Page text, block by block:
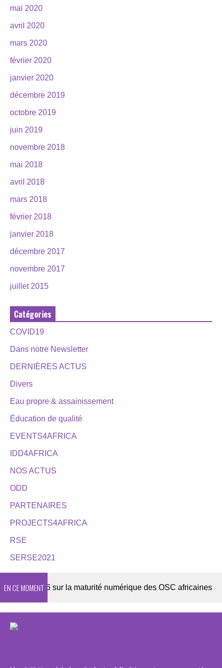
mai 2020
avril 2020
mars 2020
février 2020
janvier 2020
décembre 2019
octobre 2019
juin 2019
novembre 2018
mai 2018
avril 2018
mars 2018
février 2018
janvier 2018
décembre 2017
novembre 2017
juillet 2015
Catégories
COVID19
Dans notre Newsletter
DERNIÈRES ACTUS
Divers
Eau propre & assainissement
Éducation de qualité
EVENTS4AFRICA
IDD4AFRICA
NOS ACTUS
ODD
PARTENAIRES
PROJECTS4AFRICA
RSE
SERSE2021
EN CE MOMENT
2026 sur la maturité numérique des OSC africaines